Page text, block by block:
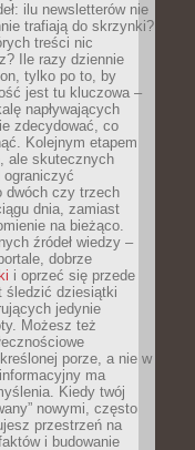
ilu newsletterów nie
trafiają do skrzynki?
treści nic
Ile razy dziennie
tylko po to, by
jest tu kluczowa –
napływających
zdecydować, co
Kolejnym etapem
ale skutecznych
ograniczyć
dwóch czy trzech
dnia, zamiast
na bieżąco.
źródeł wiedzy –
dobrze
i oprzeć się przede
śledzić dziesiątki
jedynie
Możesz też
porze, a nie w
ma
Kiedy twój
nowymi, często
przestrzeń na
i budowanie